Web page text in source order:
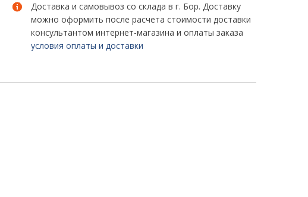
Доставка и самовывоз со склада в г. Бор. Доставку
можно оформить после расчета стоимости доставки
консультантом интернет-магазина и оплаты заказа
условия оплаты и доставки